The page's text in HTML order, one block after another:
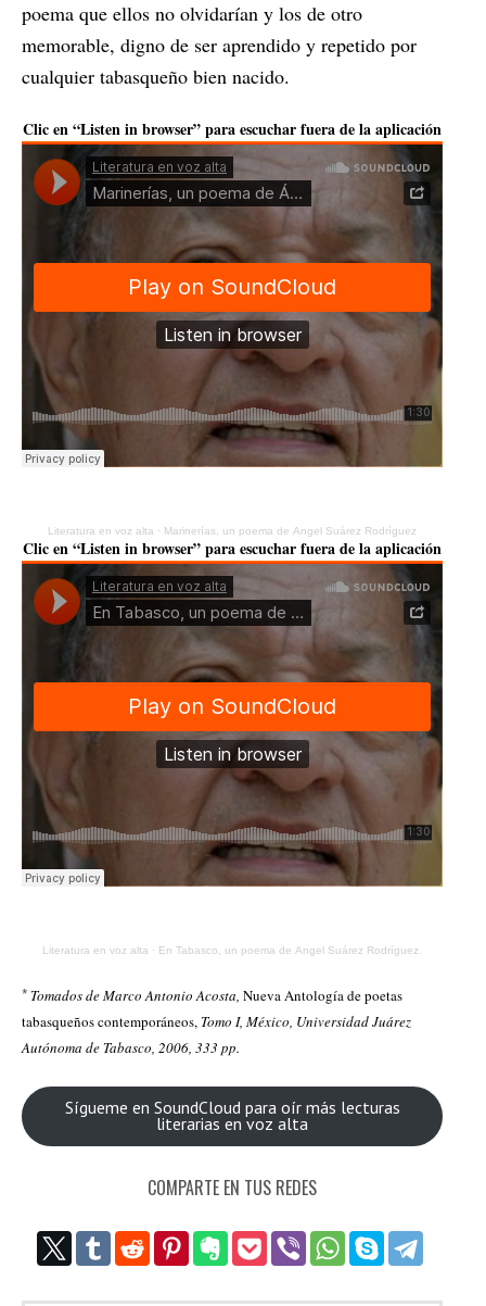
poema que ellos no olvidarían y los de otro
memorable, digno de ser aprendido y repetido por
cualquier tabasqueño bien nacido.
Clic en “Listen in browser” para escuchar fuera de la aplicación
Literatura en voz alta · Marinerías, un poema de Ángel Suárez Rodríguez
Clic en “Listen in browser” para escuchar fuera de la aplicación
Literatura en voz alta · En Tabasco, un poema de Ángel Suárez Rodríguez.
* Tomados de Marco Antonio Acosta, Nueva Antología de poetas
tabasqueños contemporáneos, Tomo I, México, Universidad Juárez
Autónoma de Tabasco, 2006, 333 pp.
Sígueme en SoundCloud para oír más lecturas
literarias en voz alta
COMPARTE EN TUS REDES